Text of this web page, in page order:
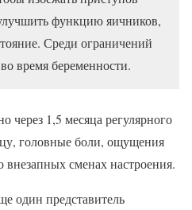
функцию яичников,
Среди ограничений
время беременности.
1,5 месяца регулярного
головные боли, ощущения
внезапных сменах настроения.
один представитель